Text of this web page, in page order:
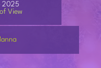
2025
View